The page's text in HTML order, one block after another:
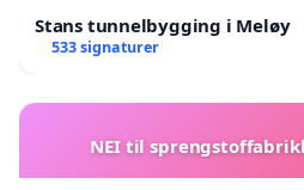
Stans tunnelbygging i Meløy
533 signaturer
NEI til